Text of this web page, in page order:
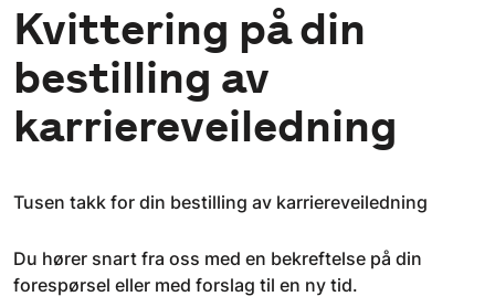
Kvittering på din
bestilling av
karriereveiledning
Tusen takk for din bestilling av karriereveiledning
Du hører snart fra oss med en bekreftelse på din
forespørsel eller med forslag til en ny tid.